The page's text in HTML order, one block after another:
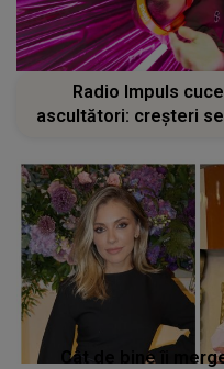
Radio Impuls
ascultători: creșteri
Cât de bine îi